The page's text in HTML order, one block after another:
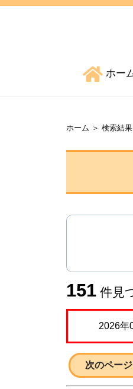
ホー
ホーム ＞ 検索結
151 件見
2026
次のペー